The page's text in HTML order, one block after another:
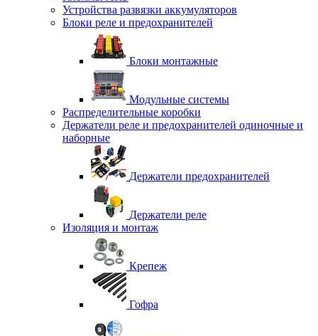
Устройства развязки аккумуляторов
Блоки реле и предохранителей
Блоки монтажные
Модульные системы
Распределительные коробки
Держатели реле и предохранителей одиночные и
наборные
Держатели предохранителей
Держатели реле
Изоляция и монтаж
Крепеж
Гофра